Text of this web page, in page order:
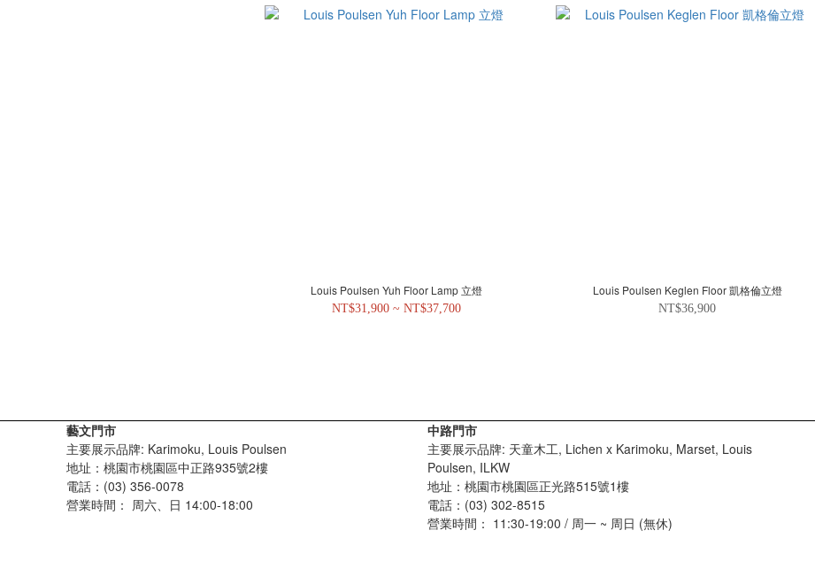
Louis Poulsen Yuh Floor Lamp 立燈
NT$31,900 ~ NT$37,700
Louis Poulsen Keglen Floor 凱格倫立燈
NT$36,900
藝文門市
主要展示品牌: Karimoku, Louis Poulsen
地址：桃園市桃園區中正路935號2樓
電話：(03) 356-0078
營業時間： 周六、日 14:00-18:00
中路門市
主要展示品牌: 天童木工, Lichen x Karimoku, Marset, Louis
Poulsen, ILKW
地址：桃園市桃園區正光路515號1樓
電話：(03) 302-8515
營業時間： 11:30-19:00 / 周一 ~ 周日 (無休)